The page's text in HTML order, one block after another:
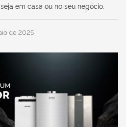
em casa ou no seu negócio.
de 2025